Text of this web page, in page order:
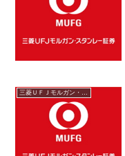
三菱ＵＦＪモルガン・スタンレー